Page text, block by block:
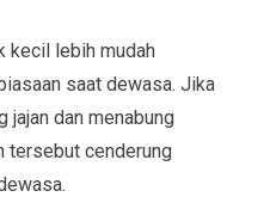
kecil lebih mudah
saat dewasa. Jika
jajan dan menabung
tersebut cenderung